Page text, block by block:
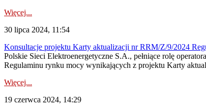
Więcej...
30 lipca 2024, 11:54
Konsultacje projektu Karty aktualizacji nr RRM/Z/9/2024
Polskie Sieci Elektroenergetyczne S.A., pełniące rolę
Regulaminu rynku mocy wynikających z projektu Karty
Więcej...
19 czerwca 2024, 14:29